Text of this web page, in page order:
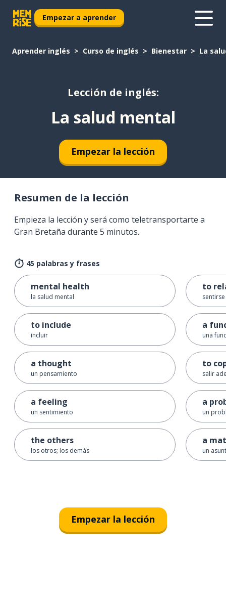
Empezar a aprender
Aprender inglés Curso de inglés Bienestar La
Lección de inglés:
La salud mental
Empezar la lección
Resumen de la lección
Empieza la lección y será como teletransportarte a
Gran Bretaña durante 5 minutos.
45 palabras y frases
mental health
la salud mental
to include
incluir
a thought
un pensamiento
a feeling
un sentimiento
the others
los otros; los demás
to
a
una
to
salir
a
un
a
un
Empezar la lección